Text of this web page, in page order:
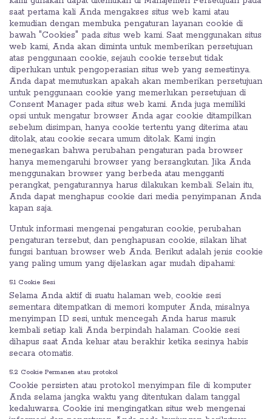
saat pertama kali Anda mengakses situs web kami atau
kemudian dengan membuka pengaturan layanan cookie di
bawah "Cookies" pada situs web kami. Saat menggunakan situs
web kami, Anda akan diminta untuk memberikan persetujuan
atas penggunaan cookie, sejauh cookie tersebut tidak
diperlukan untuk pengoperasian situs web yang semestinya.
Anda dapat memutuskan apakah akan memberikan persetujuan
untuk penggunaan cookie yang memerlukan persetujuan di
Consent Manager pada situs web kami. Anda juga memiliki
opsi untuk mengatur browser Anda agar cookie ditampilkan
sebelum disimpan, hanya cookie tertentu yang diterima atau
ditolak, atau cookie secara umum ditolak. Kami ingin
menegaskan bahwa perubahan pengaturan pada browser
hanya memengaruhi browser yang bersangkutan. Jika Anda
menggunakan browser yang berbeda atau mengganti
perangkat, pengaturannya harus dilakukan kembali. Selain itu,
Anda dapat menghapus cookie dari media penyimpanan Anda
kapan saja.
Untuk informasi mengenai pengaturan cookie, perubahan
pengaturan tersebut, dan penghapusan cookie, silakan lihat
fungsi bantuan browser web Anda. Berikut adalah jenis cookie
yang paling umum yang dijelaskan agar mudah dipahami:
5.1 Cookie Sesi
Selama Anda aktif di suatu halaman web, cookie sesi
sementara ditempatkan di memori komputer Anda, misalnya
menyimpan ID sesi, untuk mencegah Anda harus masuk
kembali setiap kali Anda berpindah halaman. Cookie sesi
dihapus saat Anda keluar atau berakhir ketika sesinya habis
secara otomatis.
5.2 Cookie Permanen atau protokol
Cookie persisten atau protokol menyimpan file di komputer
Anda selama jangka waktu yang ditentukan dalam tanggal
kedaluwarsa. Cookie ini mengingatkan situs web mengenai